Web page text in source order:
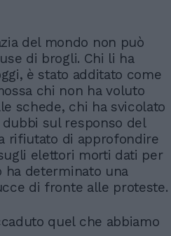
del mondo non può
di brogli. Chi li ha
è stato additato come
chi non ha voluto
schede, chi ha svicolato
sul responso del
rifiutato di approfondire
elettori morti dati per
ha determinato una
di fronte alle proteste.
quel che abbiamo
Giuliani a Come States?
Meloni e la strategia